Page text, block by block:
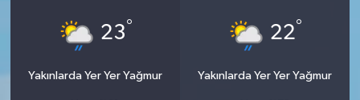
23°
Yakınlarda Yer Yer Yağmur
22°
Yakınlarda Yer Yer Yağmur